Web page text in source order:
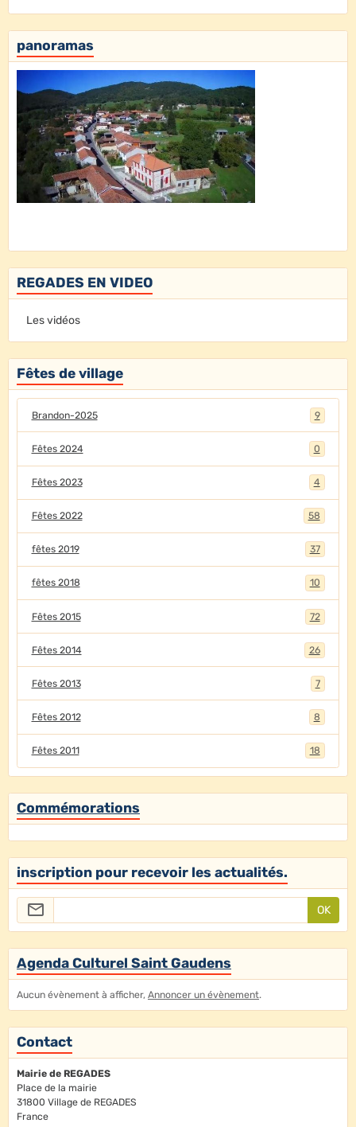
panoramas
REGADES EN VIDEO
Les vidéos
Fêtes de village
Brandon-2025 9
Fêtes 2024 0
Fêtes 2023 4
Fêtes 2022 58
fêtes 2019 37
fêtes 2018 10
Fêtes 2015 72
Fêtes 2014 26
Fêtes 2013 7
Fêtes 2012 8
Fêtes 2011 18
Commémorations
inscription pour recevoir les actualités.
OK
Agenda Culturel Saint Gaudens
Aucun évènement à afficher, Annoncer un évènement.
Contact
Mairie de REGADES
Place de la mairie
31800 Village de REGADES
France